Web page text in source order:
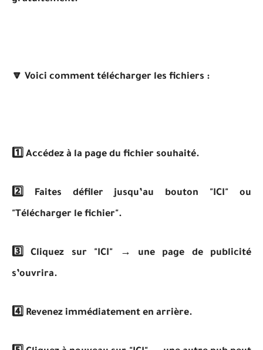
🔽 Voici comment télécharger les fichiers :
1️⃣ Accédez à la page du fichier souhaité.
2️⃣ Faites défiler jusqu’au bouton "ICI" ou
"Télécharger le fichier".
3️⃣ Cliquez sur "ICI" → une page de publicité
s’ouvrira.
4️⃣ Revenez immédiatement en arrière.